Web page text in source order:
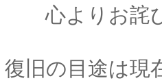
心よりお詫
復旧の目途は現